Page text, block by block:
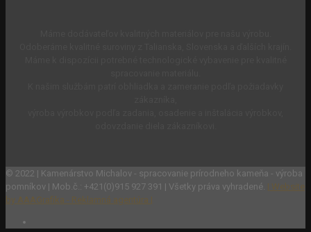
© 2022 | Kamenárstvo Michalov - spracovanie prírodneho kameňa - výroba
pomníkov | Mob.č.: +421(0)915 927 391 | Všetky práva vyhradené. | Website
by AAAGrafika - Reklamná agentúra |